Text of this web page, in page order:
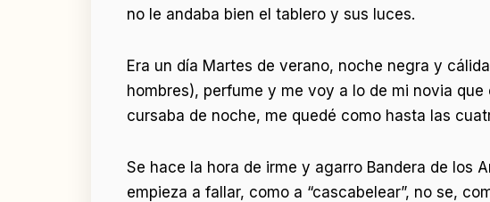
no le andaba bien el tablero y sus luces.
Era un día Martes de verano, noche negra y
hombres), perfume y me voy a lo de mi novia
cursaba de noche, me quedé como hasta las
Se hace la hora de irme y agarro Bandera de los
empieza a fallar, como a “cascabelear”, no se,